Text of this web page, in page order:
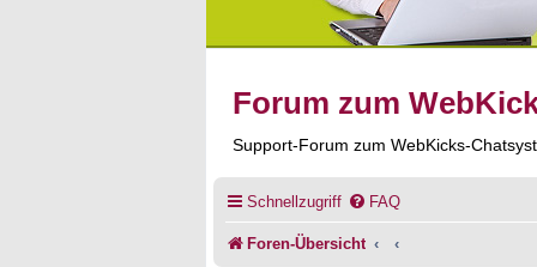
Forum zum
Support-Forum zum WebKicks-
Schnellzugriff FAQ
Foren-Übersicht